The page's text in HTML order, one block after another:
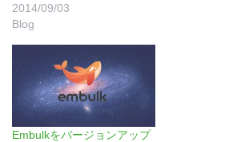
2014/09/03
Blog
Embulkをバージョンアップ